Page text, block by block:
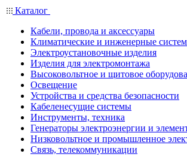
Каталог
Кабели, провода и аксессуары
Климатические и инженерные
Электроустановочные изделия
Изделия для электромонтажа
Высоковольтное и щитовое
Освещение
Устройства и средства безопасности
Кабеленесущие системы
Инструменты, техника
Генераторы электроэнергии и
Низковольтное и промышленное
Связь, телекоммуникации